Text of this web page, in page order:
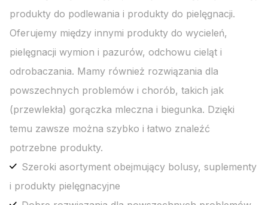
produkty do podlewania i produkty do pielęgnacji.
Oferujemy między innymi produkty do wycieleń,
pielęgnacji wymion i pazurów, odchowu cieląt i
odrobaczania. Mamy również rozwiązania dla
powszechnych problemów i chorób, takich jak
(przewlekła) gorączka mleczna i biegunka. Dzięki
temu zawsze można szybko i łatwo znaleźć
potrzebne produkty.
Szeroki asortyment obejmujący bolusy, suplementy
i produkty pielęgnacyjne